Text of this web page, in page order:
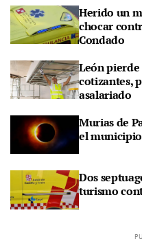
Herido un
chocar
Condado
León pierde
cotizantes,
asalariado
Murias de
el
Dos
turismo